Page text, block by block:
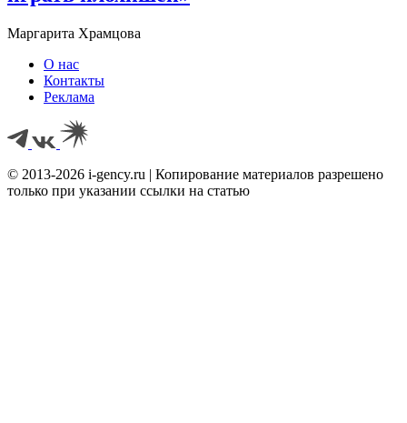
Маргарита Храмцова
О нас
Контакты
Реклама
© 2013-2026 i-gency.ru | Копирование материалов разрешено
только при указании ссылки на статью